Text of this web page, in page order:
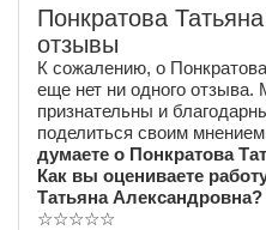
Понкратова
отзывы
К сожалению, о
еще нет ни одного
признательны и
поделиться своим
думаете о Понкратова
Как вы оцениваете
Татьяна Александровна?
☆☆☆☆☆